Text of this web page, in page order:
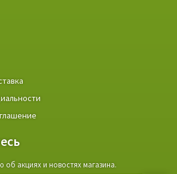
акциях и новостях магазина.